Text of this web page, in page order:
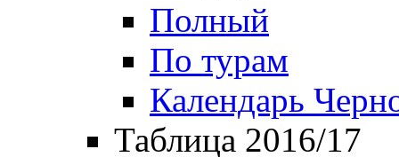
Полный
По турам
Календарь
Таблица 2016/17